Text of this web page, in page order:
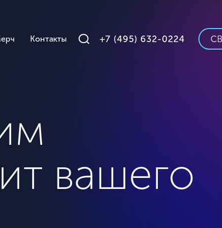
Контакты +7 (495) 632-0224
вашего